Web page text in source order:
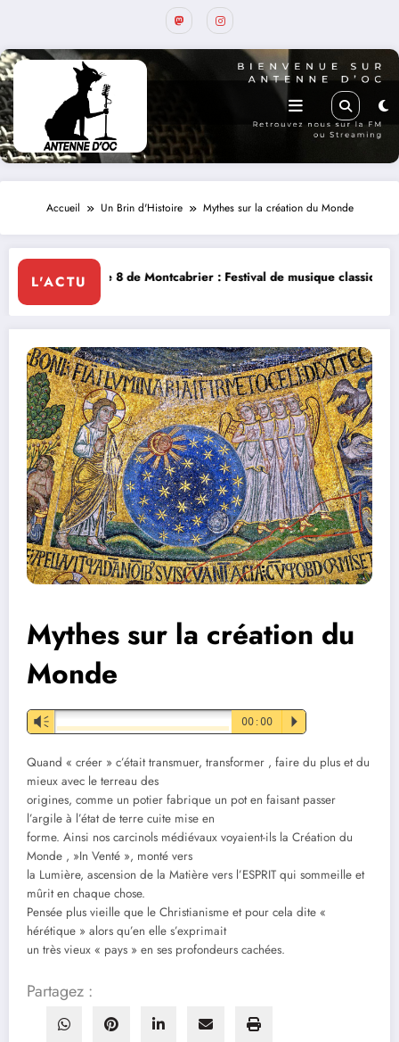
Accueil Un Brin d'Histoire Mythes sur la création du Monde
L'ACTU
Montcabrier : Festival de musique classique le 8 et 9 août La
Mythes sur la création du
Monde
Vm 00:00 P
Quand « créer » c’était transmuer, transformer , faire du plus et du
mieux avec le terreau des
origines, comme un potier fabrique un pot en faisant passer
l’argile à l’état de terre cuite mise en
forme. Ainsi nos carcinols médiévaux voyaient-ils la Création du
Monde , »In Venté », monté vers
la Lumière, ascension de la Matière vers l’ESPRIT qui sommeille et
mûrit en chaque chose.
Pensée plus vieille que le Christianisme et pour cela dite «
hérétique » alors qu’en elle s’exprimait
un très vieux « pays » en ses profondeurs cachées.
Partagez :